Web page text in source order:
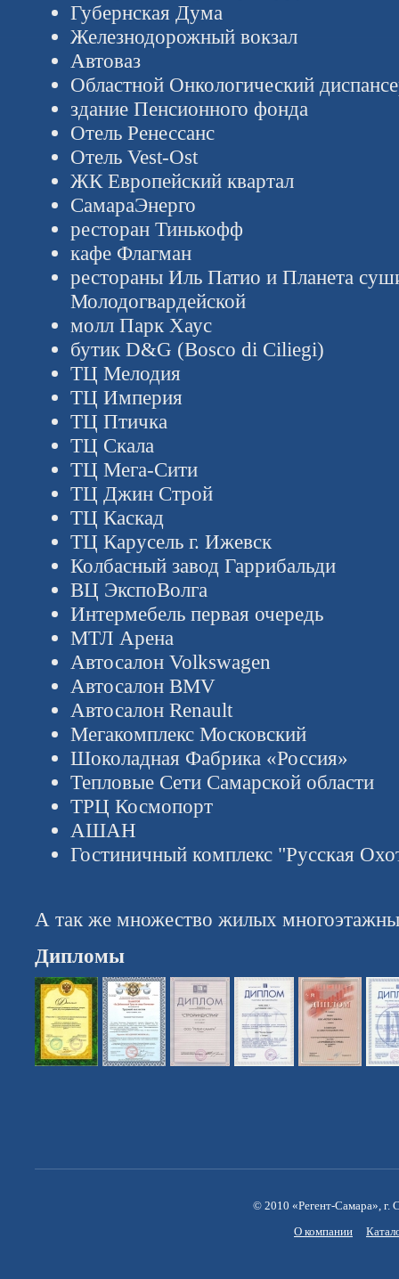
Губернская Дума
Железнодорожный вокзал
Автоваз
Областной Онкологический
здание Пенсионного фонда
Отель Ренессанс
Отель Vest-Ost
ЖК Европейский квартал
СамараЭнерго
ресторан Тинькофф
кафе Флагман
рестораны Иль Патио и Планета
Молодогвардейской
молл Парк Хаус
бутик D&G (Bosco di Ciliegi)
ТЦ Мелодия
ТЦ Империя
ТЦ Птичка
ТЦ Скала
ТЦ Мега-Сити
ТЦ Джин Строй
ТЦ Каскад
ТЦ Карусель г. Ижевск
Колбасный завод Гаррибальди
ВЦ ЭкспоВолга
Интермебель первая очередь
МТЛ Арена
Автосалон Volkswagen
Автосалон BMV
Автосалон Renault
Мегакомплекс Московский
Шоколадная Фабрика «Россия»
Тепловые Сети Самарской области
ТРЦ Космопорт
АШАН
Гостиничный комплекс "Русская
А так же множество жилых
Дипломы
© 2010 «Регент-Самара», г.
О компании